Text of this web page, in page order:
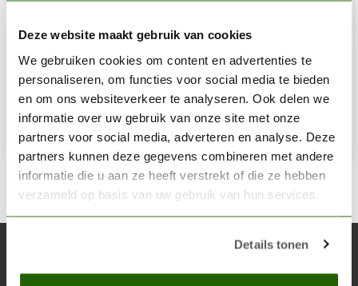
Deze website maakt gebruik van cookies
We gebruiken cookies om content en advertenties te
personaliseren, om functies voor social media te bieden
en om ons websiteverkeer te analyseren. Ook delen we
informatie over uw gebruik van onze site met onze
partners voor social media, adverteren en analyse. Deze
partners kunnen deze gegevens combineren met andere
informatie die u aan ze heeft verstrekt of die ze hebben
verzameld op basis van uw gebruik van hun services.
Details tonen
Golfplaten Grijs - 30x - 23259
€13,95
Niet op voorraad
Blijf op de hoogte over onze laatste acties